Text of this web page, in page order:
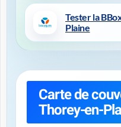
Tester la
Plaine
Carte de
Thorey-en-